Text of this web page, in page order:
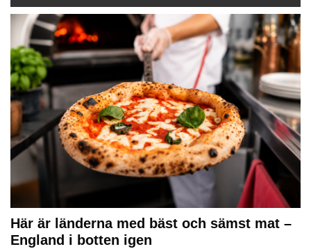
Här är länderna med bäst och sämst mat –
England i botten igen